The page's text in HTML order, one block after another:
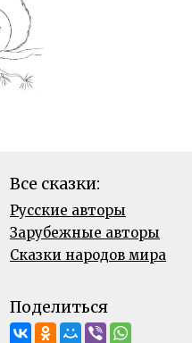
Все сказки:
Русские авторы
Зарубежные авторы
Сказки народов мира
Поделиться